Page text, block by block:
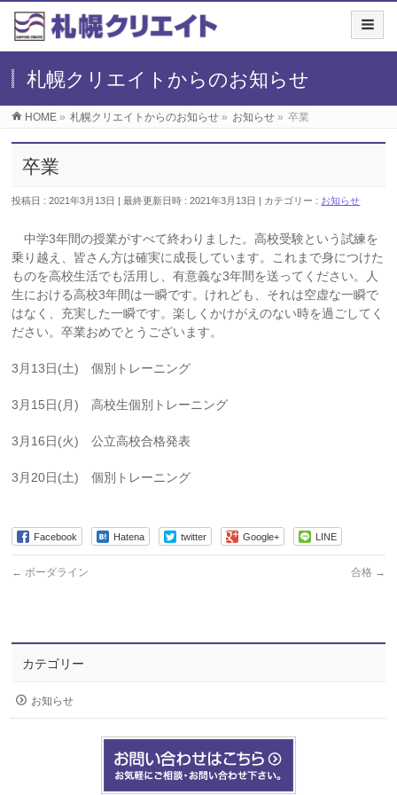
札幌クリエイトからのお知らせ
HOME » 札幌クリエイトからのお知らせ » お知らせ » 卒業
卒業
投稿日 : 2021年3月13日 最終更新日時 : 2021年3月13日 カテゴリー : お知らせ
中学3年間の授業がすべて終わりました。高校受験という試練を
乗り越え、皆さん方は確実に成長しています。これまで身につけた
ものを高校生活でも活用し、有意義な3年間を送ってください。人
生における高校3年間は一瞬です。けれども、それは空虚な一瞬で
はなく、充実した一瞬です。楽しくかけがえのない時を過ごしてく
ださい。卒業おめでとうございます。
3月13日(土) 個別トレーニング
3月15日(月) 高校生個別トレーニング
3月16日(火) 公立高校合格発表
3月20日(土) 個別トレーニング
Facebook Hatena twitter Google+ LINE
← ボーダライン 合格 →
カテゴリー
お知らせ